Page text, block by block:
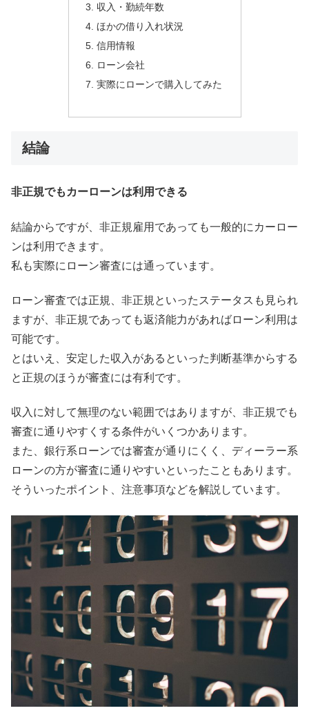
収入・勤続年数
ほかの借り入れ状況
信用情報
ローン会社
実際にローンで購入してみた
結論
非正規でもカーローンは利用できる
結論からですが、非正規雇用であっても一般的にカーロー
ンは利用できます。
私も実際にローン審査には通っています。
ローン審査では正規、非正規といったステータスも見られ
ますが、非正規であっても返済能力があればローン利用は
可能です。
とはいえ、安定した収入があるといった判断基準からする
と正規のほうが審査には有利です。
収入に対して無理のない範囲ではありますが、非正規でも
審査に通りやすくする条件がいくつかあります。
また、銀行系ローンでは審査が通りにくく、ディーラー系
ローンの方が審査に通りやすいといったこともあります。
そういったポイント、注意事項などを解説しています。